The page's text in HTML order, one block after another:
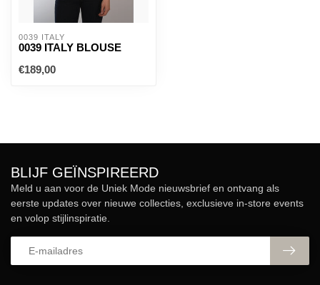
0039 ITALY
0039 ITALY BLOUSE
€189,00
BLIJF GEÏNSPIREERD
Meld u aan voor de Uniek Mode nieuwsbrief en ontvang als
eerste updates over nieuwe collecties, exclusieve in-store events
en volop stijlinspiratie.